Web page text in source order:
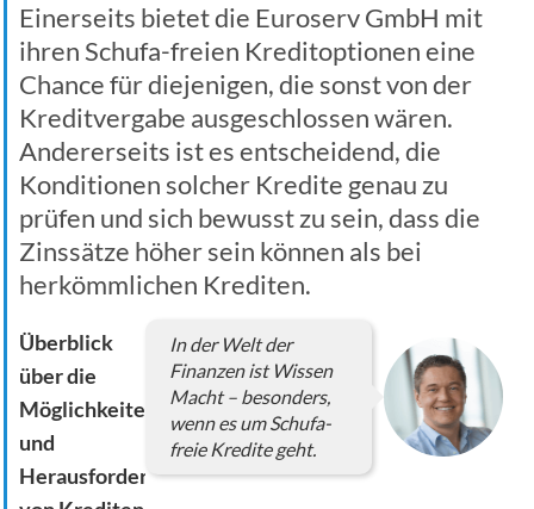
Einerseits bietet die Euroserv GmbH mit
ihren Schufa-freien Kreditoptionen eine
Chance für diejenigen, die sonst von der
Kreditvergabe ausgeschlossen wären.
Andererseits ist es entscheidend, die
Konditionen solcher Kredite genau zu
prüfen und sich bewusst zu sein, dass die
Zinssätze höher sein können als bei
herkömmlichen Krediten.
In der Welt der
Finanzen ist Wissen
Macht – besonders,
wenn es um Schufa-
freie Kredite geht.
Überblick
über die
Möglichkeiten
und
Herausforderungen